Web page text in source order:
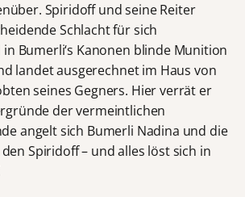
Spiridoff und seine Reiter
Schlacht für sich
Bumerli‘s Kanonen blinde Munition
landet ausgerechnet im Haus von
seines Gegners. Hier verrät er
der vermeintlichen
angelt sich Bumerli Nadina und die
Spiridoff – und alles löst sich in